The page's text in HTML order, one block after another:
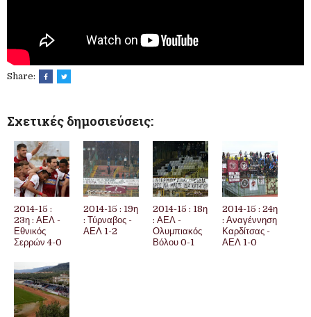
Share:
Σχετικές δημοσιεύσεις:
2014-15 :
23η : ΑΕΛ -
Εθνικός
Σερρών 4-0
2014-15 : 19η
: Τύρναβος -
ΑΕΛ 1-2
2014-15 : 18η
: ΑΕΛ -
Ολυμπιακός
Βόλου 0-1
2014-15 : 24η
: Αναγέννηση
Καρδίτσας -
ΑΕΛ 1-0